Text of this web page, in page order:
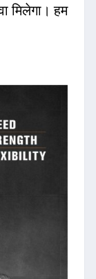
मिलेगा। हम